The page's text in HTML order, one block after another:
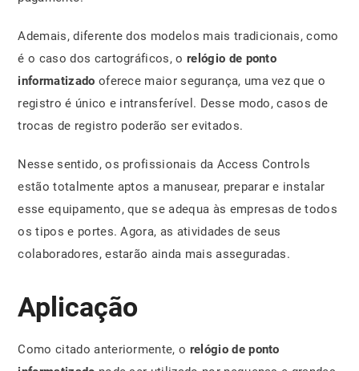
Ademais, diferente dos modelos mais tradicionais, como
é o caso dos cartográficos, orelógio de ponto
informatizado oferece maior segurança, uma vez que o
registro é único e intransferível. Desse modo, casos de
trocas de registro poderão ser evitados.
Nesse sentido, os profissionais da Access Controls
estão totalmente aptos a manusear, preparar e instalar
esse equipamento, que se adequa às empresas de todos
os tipos e portes. Agora, as atividades de seus
colaboradores, estarão ainda mais asseguradas.
Aplicação
Como citado anteriormente, o relógio de ponto